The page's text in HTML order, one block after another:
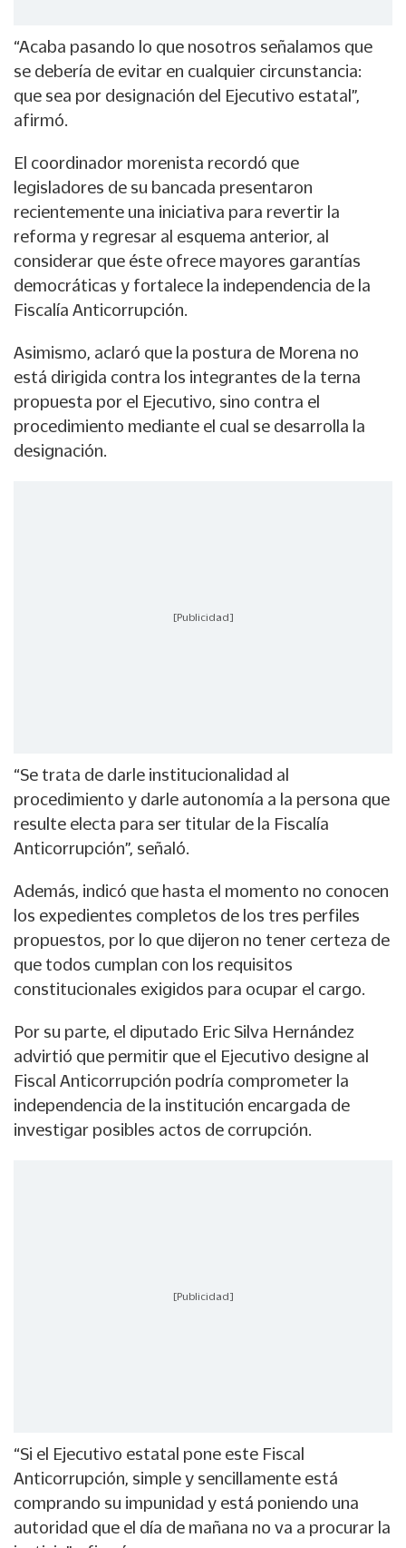
“Acaba pasando lo que nosotros señalamos que
se debería de evitar en cualquier circunstancia:
que sea por designación del Ejecutivo estatal”,
afirmó.
El coordinador morenista recordó que
legisladores de su bancada presentaron
recientemente una iniciativa para revertir la
reforma y regresar al esquema anterior, al
considerar que éste ofrece mayores garantías
democráticas y fortalece la independencia de la
Fiscalía Anticorrupción.
Asimismo, aclaró que la postura de Morena no
está dirigida contra los integrantes de la terna
propuesta por el Ejecutivo, sino contra el
procedimiento mediante el cual se desarrolla la
designación.
[Publicidad]
“Se trata de darle institucionalidad al
procedimiento y darle autonomía a la persona que
resulte electa para ser titular de la Fiscalía
Anticorrupción”, señaló.
Además, indicó que hasta el momento no conocen
los expedientes completos de los tres perfiles
propuestos, por lo que dijeron no tener certeza de
que todos cumplan con los requisitos
constitucionales exigidos para ocupar el cargo.
Por su parte, el diputado Eric Silva Hernández
advirtió que permitir que el Ejecutivo designe al
Fiscal Anticorrupción podría comprometer la
independencia de la institución encargada de
investigar posibles actos de corrupción.
[Publicidad]
“Si el Ejecutivo estatal pone este Fiscal
Anticorrupción, simple y sencillamente está
comprando su impunidad y está poniendo una
autoridad que el día de mañana no va a procurar la